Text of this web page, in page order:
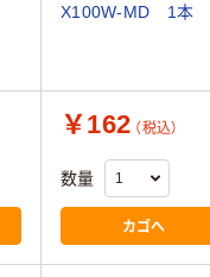
X100W-MD 1本
￥162 （税込）
数量
カゴへ